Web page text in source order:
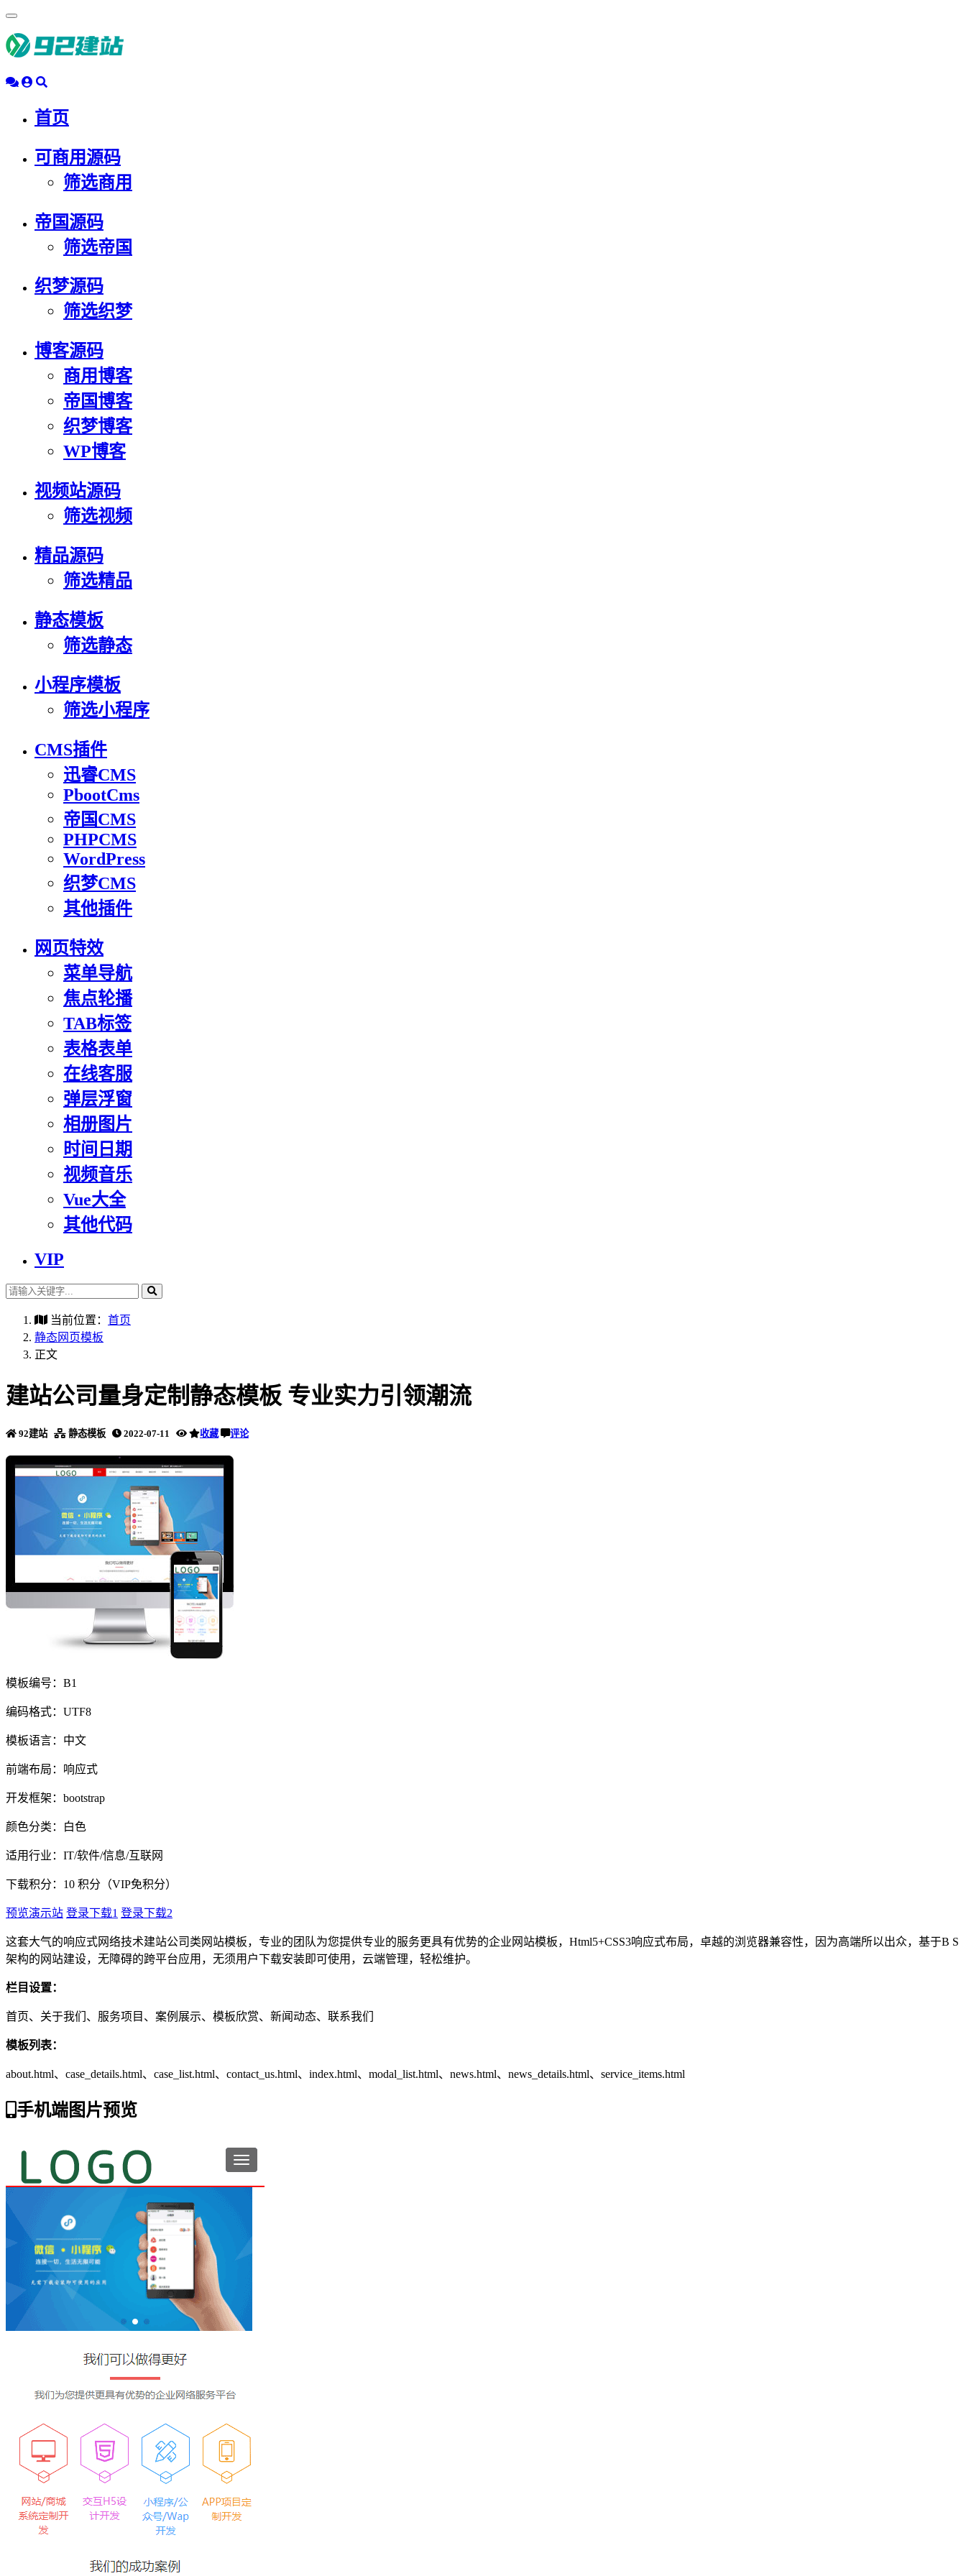
动
导
首页
可商用源码
筛选商用
帝国源码
筛选帝国
织梦源码
筛选织梦
博客源码
商用博客
帝国博客
织梦博客
WP博客
视频站源码
筛选视频
精品源码
筛选精品
静态模板
筛选静态
小程序模板
筛选小程序
CMS插件
迅睿CMS
PbootCms
帝国CMS
PHPCMS
WordPress
织梦CMS
其他插件
网页特效
菜单导航
焦点轮播
TAB标签
表格表单
在线客服
弹层浮窗
相册图片
时间日期
视频音乐
Vue大全
其他代码
VIP
当前位置： 首页
静态网页模板
正文
建站公司量身定制静态模板 专业实力引领潮流
92建站 静态模板 2022-07-11 收藏 评论
模板编号：B1
编码格式：UTF8
模板语言：中文
前端布局：响应式
开发框架：bootstrap
颜色分类：白色
适用行业：IT/软件/信息/互联网
下载积分： 10 积分（VIP免积分）
预览演示站 登录下载1 登录下载2
这套大气的响应式网络技术建站公司类网站模板，专业的团队为您提供专业的服务更具有优势的企业网站模板，Html5+CSS3响应式布局，卓越的浏览器兼容性，因为高端所以出众，基于B S
架构的网站建设，无障碍的跨平台应用，无须用户下载安装即可使用，云端管理，轻松维护。
栏目设置：
首页、关于我们、服务项目、案例展示、模板欣赏、新闻动态、联系我们
模板列表：
about.html、case_details.html、case_list.html、contact_us.html、index.html、modal_list.html、news.html、news_details.html、service_items.html
手机端图片预览